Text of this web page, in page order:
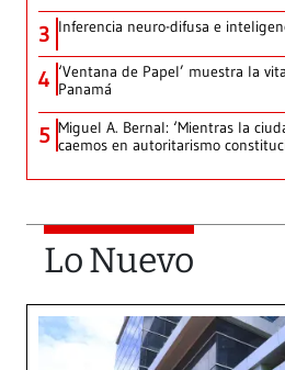
3 Inferencia neuro-difusa e
4 ‘Ventana de Papel’ muestra la
Panamá
5 Miguel A. Bernal: ‘Mientras la
caemos en autoritarismo
Lo Nuevo